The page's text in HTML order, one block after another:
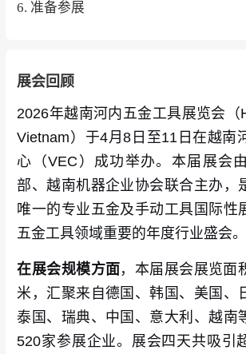
6. 准备参展
展会回顾
2026年越南河内五金工具展览会（
Vietnam）于4月8日至11日在越南
心（VEC）成功举办。本届展会
部、越南机器企业协会联合主办，
唯一的专业五金及手动工具国际性
五金工具领域重要的年度行业盛会。
在展会规模方面，本届展会展览面
米，汇聚来自德国、韩国、美国、
泰国、瑞典、中国、意大利、越南
520家参展企业。展会四天共吸引